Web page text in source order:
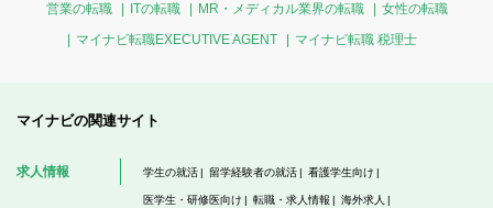
営業の転職 ITの転職 MR・メディカル業界の転職
女性の転職
マイナビ転職EXECUTIVE AGENT
マイナビ転職 税理士
マイナビの関連サイト
求人情報 学生の就活 留学経験者の就活 看護学生向け
医学生・研修医向け 転職・求人情報 海外求人